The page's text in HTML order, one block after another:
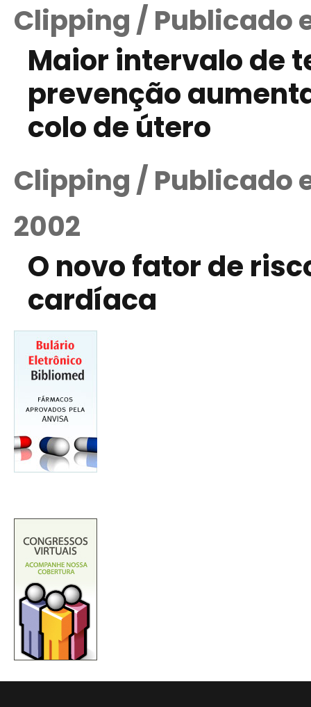
Clipping / Publicado
Maior intervalo de
prevenção
colo de útero
Clipping / Publicado
2002
O novo fator de
cardíaca